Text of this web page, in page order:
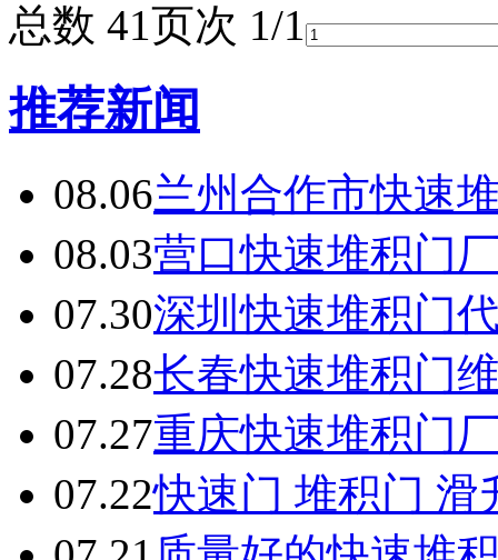
总数 41页次 1/1
推荐新闻
08.06兰州合作市快速
08.03营口快速堆积门
07.30深圳快速堆积门
07.28长春快速堆积门
07.27重庆快速堆积门
07.22快速门 堆积门 滑